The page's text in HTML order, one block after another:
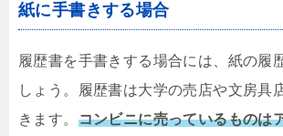
紙に手書きする場合
履歴書を手書きする場合には、紙の履
しょう。履歴書は大学の売店や文房具
きます。 コンビニに売っているものは